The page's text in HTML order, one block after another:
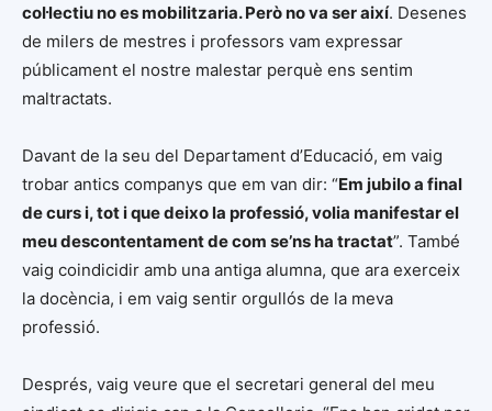
col·lectiu no es mobilitzaria. Però no va ser així. Desenes
de milers de mestres i professors vam expressar
públicament el nostre malestar perquè ens sentim
maltractats.
Davant de la seu del Departament d’Educació, em vaig
trobar antics companys que em van dir: “Em jubilo a final
de curs i, tot i que deixo la professió, volia manifestar el
meu descontentament de com se’ns ha tractat”. També
vaig coindicidir amb una antiga alumna, que ara exerceix
la docència, i em vaig sentir orgullós de la meva
professió.
Després, vaig veure que el secretari general del meu